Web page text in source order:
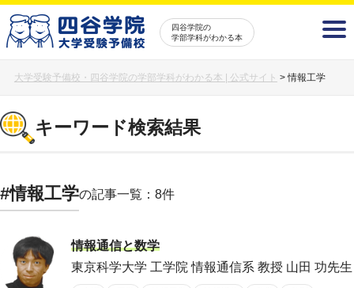
四谷学院の
学部学科がわかる本
大学受験予備校・四谷学院の学部学科がわかる本 | 公式サイト >情報工学
キーワード検索結果
#情報工学の記事一覧：8件
情報通信と数学
東京科学大学 工学院 情報通信系 教授 山田 功先生